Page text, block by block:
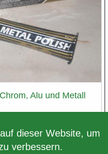
Alu und Metall
€ 5,79
dieser Website, um
verbessern.